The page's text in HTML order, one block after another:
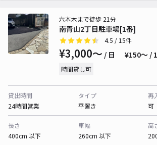
南青山2丁目駐車場[1番]
六本木まで徒歩 21分
4.5 / 15件
¥3,000〜 / 日 ¥150〜 /
時間貸し可
貸出時間
24時間営業
タイプ
平置き
再
可
長さ
400cm 以下
車幅
260cm 以下
高